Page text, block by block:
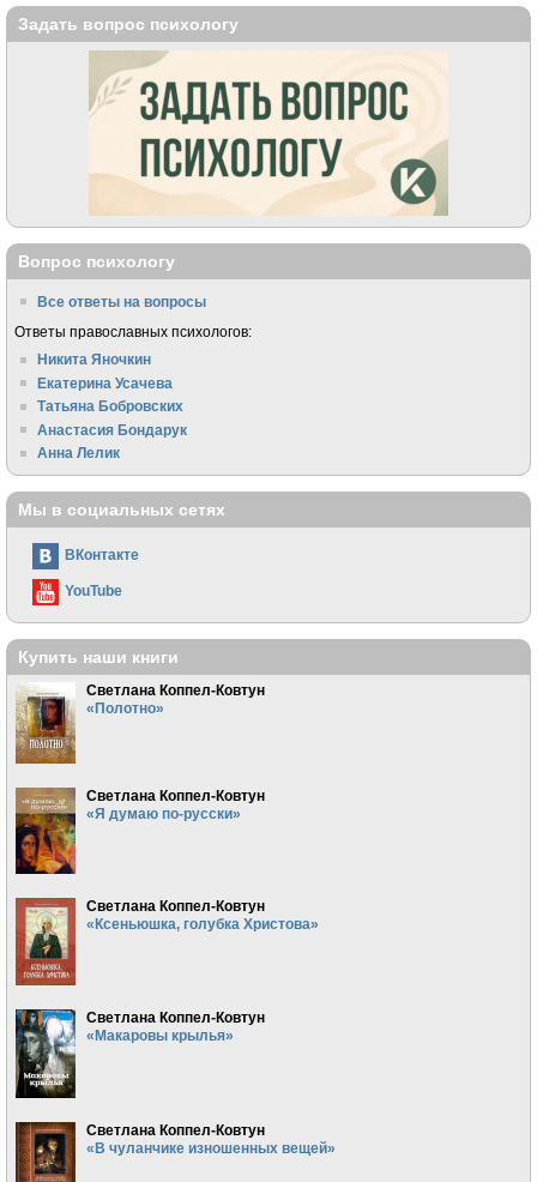
Задать вопрос психологу
Вопрос психологу
Все ответы на вопросы
Ответы православных психологов:
Никита Яночкин
Екатерина Усачева
Татьяна Бобровских
Анастасия Бондарук
Анна Лелик
Мы в социальных сетях
ВКонтакте
YouTube
Купить наши книги
Светлана Коппел-Ковтун
«Полотно»
Светлана Коппел-Ковтун
«Я думаю по-русски»
Светлана Коппел-Ковтун
«Ксеньюшка, голубка Христова»
Светлана Коппел-Ковтун
«Макаровы крылья»
Светлана Коппел-Ковтун
«В чуланчике изношенных вещей»